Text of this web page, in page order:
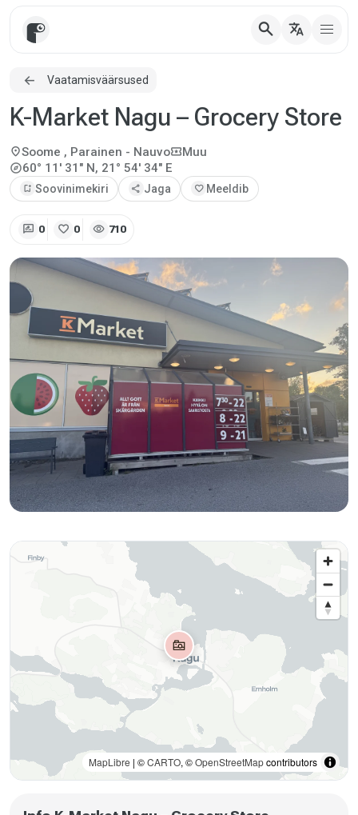
search translate
Vaatamisväärsused
K-Market Nagu – Grocery Store
location_onSoome , Parainen - Nauvolocal_activityMuu
explore60° 11' 31" N, 21° 54' 34" E
bookmark_add Soovinimekiri share Jaga favorite Meeldib
rate_review 0 favorite 0 visibility 710
MapLibre | ©CARTO, ©OpenStreetMapcontributors